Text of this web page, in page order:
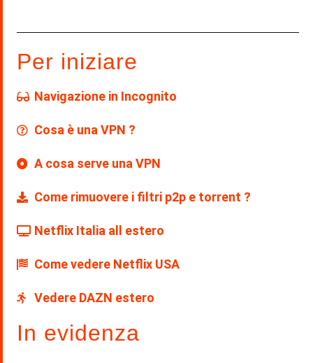
Per iniziare
Navigazione in Incognito
Cosa è una VPN ?
A cosa serve una VPN
Come rimuovere i filtri p2p e torrent ?
Netflix Italia all estero
Come vedere Netflix USA
Vedere DAZN estero
In evidenza